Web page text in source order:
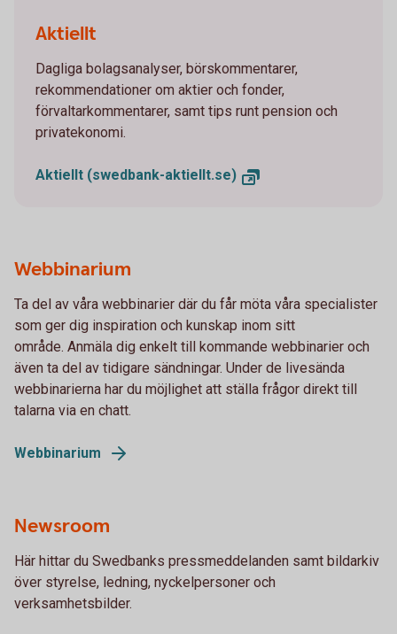
Aktiellt
Dagliga bolagsanalyser, börskommentarer,
rekommendationer om aktier och fonder,
förvaltarkommentarer, samt tips runt pension och
privatekonomi.
Aktiellt (swedbank-aktiellt.se)
Webbinarium
Ta del av våra webbinarier där du får möta våra specialister
som ger dig inspiration och kunskap inom sitt
område. Anmäla dig enkelt till kommande webbinarier och
även ta del av tidigare sändningar. Under de livesända
webbinarierna har du möjlighet att ställa frågor direkt till
talarna via en chatt.
Webbinarium
Newsroom
Här hittar du Swedbanks pressmeddelanden samt bildarkiv
över styrelse, ledning, nyckelpersoner och
verksamhetsbilder.